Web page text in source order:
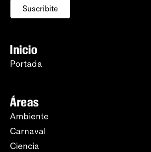
Suscribite
Inicio
Portada
Áreas
Ambiente
Carnaval
Ciencia